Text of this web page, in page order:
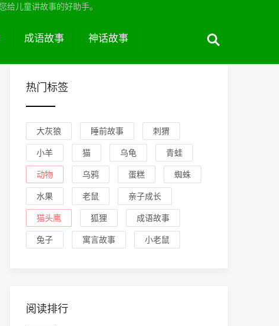
儿童讲故事的好助手。
成语故事 神话故事
热门标签
大灰狼 睡前故事 刺猬
小羊 猫 乌龟 青蛙
动物 乌鸦 蛋糕 蜘蛛
水果 老鼠 亲子成长
猫头鹰 狐狸 成语故事
兔子 寓言故事 小老鼠
阅读排行